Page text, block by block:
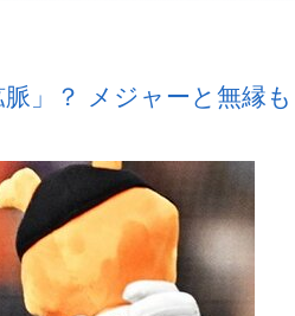
」？ メジャーと無縁も